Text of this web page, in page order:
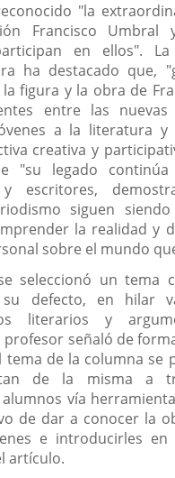
"la
Francisco Umbral
en ellos". La
ha destacado que,
figura y la obra de
entre las nuevas
a la literatura y
creativa y
"su legado
escritores,
siguen siendo
la realidad y
sobre el mundo
seleccionó un tema
defecto, en hilar
literarios y
señaló de
tema de la columna se
de la misma a
vía
de dar a conocer la
e introducirles en
artículo.